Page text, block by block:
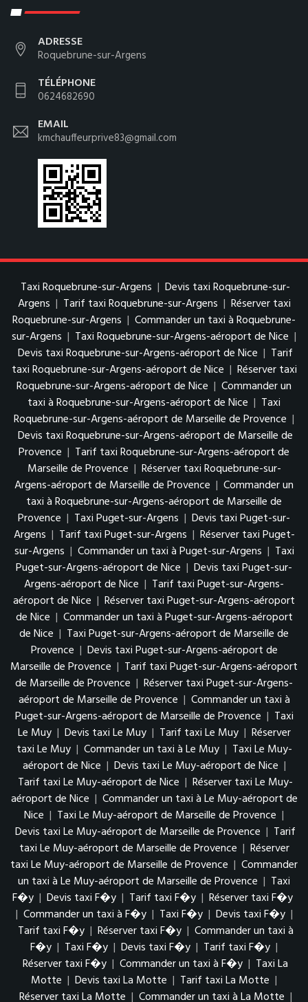
ADRESSE
Roquebrune-sur-Argens
TÉLÉPHONE
0624682690
EMAIL
kmchauffeurprive83@gmail.com
Taxi Roquebrune-sur-Argens | Devis taxi Roquebrune-sur-
Argens | Tarif taxi Roquebrune-sur-Argens | Réserver taxi
Roquebrune-sur-Argens | Commander un taxi à Roquebrune-
sur-Argens | Taxi Roquebrune-sur-Argens-aéroport de Nice |
Devis taxi Roquebrune-sur-Argens-aéroport de Nice | Tarif
taxi Roquebrune-sur-Argens-aéroport de Nice | Réserver taxi
Roquebrune-sur-Argens-aéroport de Nice | Commander un
taxi à Roquebrune-sur-Argens-aéroport de Nice | Taxi
Roquebrune-sur-Argens-aéroport de Marseille de Provence |
Devis taxi Roquebrune-sur-Argens-aéroport de Marseille de
Provence | Tarif taxi Roquebrune-sur-Argens-aéroport de
Marseille de Provence | Réserver taxi Roquebrune-sur-
Argens-aéroport de Marseille de Provence | Commander un
taxi à Roquebrune-sur-Argens-aéroport de Marseille de
Provence | Taxi Puget-sur-Argens | Devis taxi Puget-sur-
Argens | Tarif taxi Puget-sur-Argens | Réserver taxi Puget-
sur-Argens | Commander un taxi à Puget-sur-Argens | Taxi
Puget-sur-Argens-aéroport de Nice | Devis taxi Puget-sur-
Argens-aéroport de Nice | Tarif taxi Puget-sur-Argens-
aéroport de Nice | Réserver taxi Puget-sur-Argens-aéroport
de Nice | Commander un taxi à Puget-sur-Argens-aéroport
de Nice | Taxi Puget-sur-Argens-aéroport de Marseille de
Provence | Devis taxi Puget-sur-Argens-aéroport de
Marseille de Provence | Tarif taxi Puget-sur-Argens-aéroport
de Marseille de Provence | Réserver taxi Puget-sur-Argens-
aéroport de Marseille de Provence | Commander un taxi à
Puget-sur-Argens-aéroport de Marseille de Provence | Taxi
Le Muy | Devis taxi Le Muy | Tarif taxi Le Muy | Réserver
taxi Le Muy | Commander un taxi à Le Muy | Taxi Le Muy-
aéroport de Nice | Devis taxi Le Muy-aéroport de Nice |
Tarif taxi Le Muy-aéroport de Nice | Réserver taxi Le Muy-
aéroport de Nice | Commander un taxi à Le Muy-aéroport de
Nice | Taxi Le Muy-aéroport de Marseille de Provence |
Devis taxi Le Muy-aéroport de Marseille de Provence | Tarif
taxi Le Muy-aéroport de Marseille de Provence | Réserver
taxi Le Muy-aéroport de Marseille de Provence | Commander
un taxi à Le Muy-aéroport de Marseille de Provence | Taxi
F�y | Devis taxi F�y | Tarif taxi F�y | Réserver taxi F�y
| Commander un taxi à F�y | Taxi F�y | Devis taxi F�y |
Tarif taxi F�y | Réserver taxi F�y | Commander un taxi à
F�y | Taxi F�y | Devis taxi F�y | Tarif taxi F�y |
Réserver taxi F�y | Commander un taxi à F�y | Taxi La
Motte | Devis taxi La Motte | Tarif taxi La Motte |
Réserver taxi La Motte | Commander un taxi à La Motte |